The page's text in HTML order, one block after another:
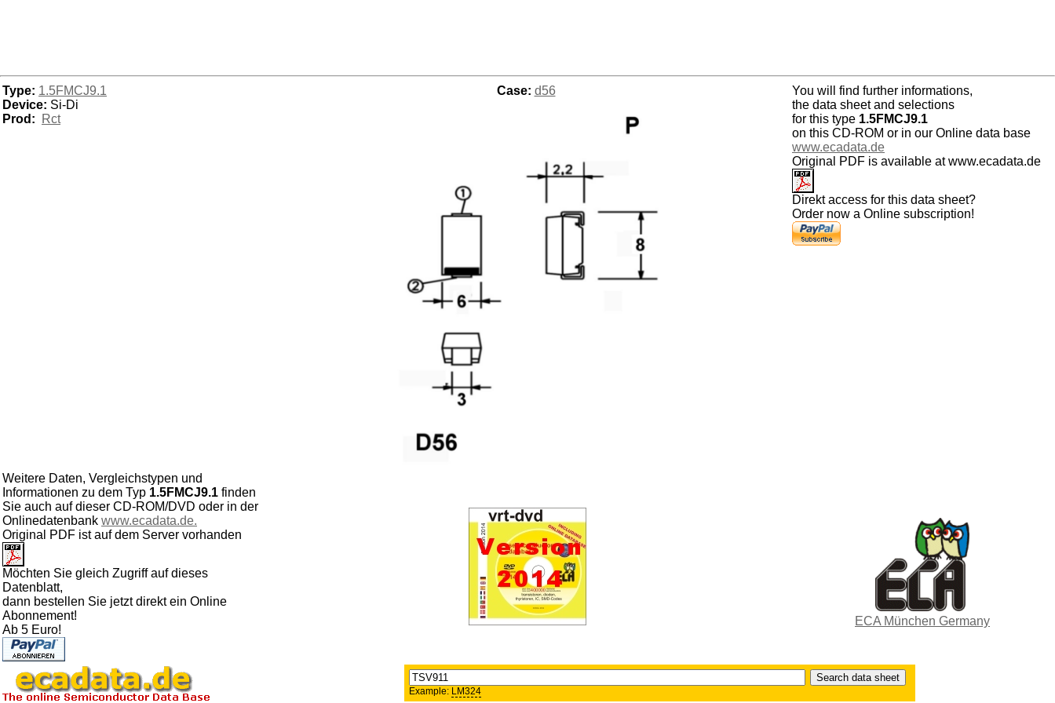
Type: 1.5FMCJ9.1
Device: Si-Di
Prod:
Rct
Case: d56
You will find further informations,
the data sheet and selections
for this type 1.5FMCJ9.1
on this CD-ROM or in our Online data base
www.ecadata.de
Original PDF is available at www.ecadata.de
Direkt access for this data sheet?
Order now a Online subscription!
Weitere Daten, Vergleichstypen und
Informationen zu dem Typ 1.5FMCJ9.1 finden
Sie auch auf dieser CD-ROM/DVD oder in der
Onlinedatenbank www.ecadata.de.
Original PDF ist auf dem Server vorhanden
Möchten Sie gleich Zugriff auf dieses
Datenblatt,
dann bestellen Sie jetzt direkt ein Online
Abonnement!
Ab 5 Euro!
ECA München Germany
Example: LM324